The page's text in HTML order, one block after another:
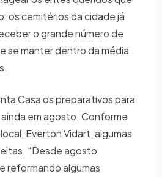
os cemitérios da cidade já
o grande número de
se manter dentro da média
Casa os preparativos para
em agosto. Conforme
Everton Vidart, algumas
“Desde agosto
reformando algumas